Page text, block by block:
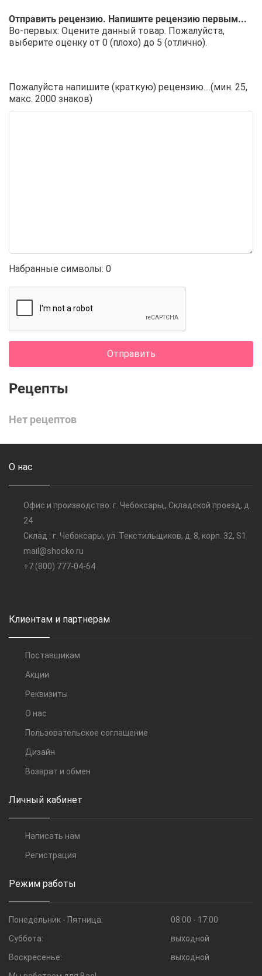
Отправить рецензию. Напишите рецензию первым...
Во-первых: Оцените данный товар. Пожалуйста,
выберите оценку от 0 (плохо) до 5 (отлично).
Пожалуйста напишите (краткую) рецензию....(мин. 25,
макс. 2000 знаков)
Набранные символы: 0
Отправить
Нет рецептов
О нас
Офис и производство: г. Чебоксары,, Складской проезд, д.
24
Склад : г. Чебоксары, ул. Текстильщиков, д. 8, корп. 32, S1
mail@shocko.ru
+7 (800) 777-04-64
Клиентам и партнерам
Поставщикам
Акции
Реквизиты
О нас
Пользовательское соглашение
Дизайн
Возврат и обмен
Личный кабинет
Написать нам
Регистрация
Режим работы
Понедельник - Пятница:
08:00 - 17:00
Суббота:
выходной
Воскресенье:
выходной